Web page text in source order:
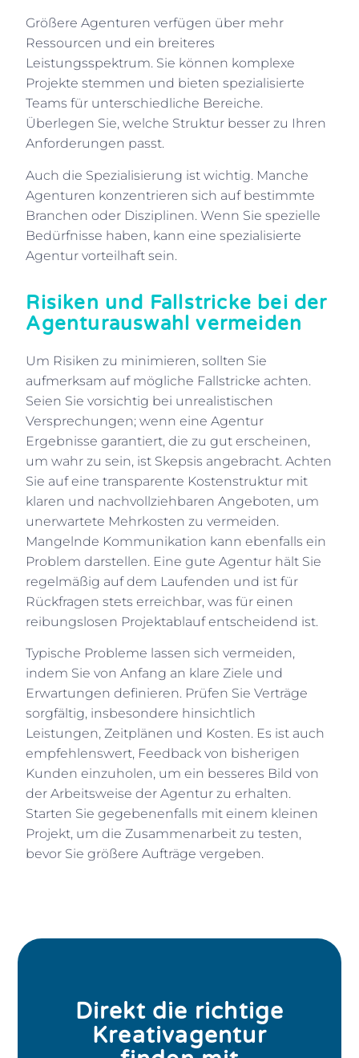
Größere Agenturen verfügen über mehr
Ressourcen und ein breiteres
Leistungsspektrum. Sie können komplexe
Projekte stemmen und bieten spezialisierte
Teams für unterschiedliche Bereiche.
Überlegen Sie, welche Struktur besser zu Ihren
Anforderungen passt.
Auch die Spezialisierung ist wichtig. Manche
Agenturen konzentrieren sich auf bestimmte
Branchen oder Disziplinen. Wenn Sie spezielle
Bedürfnisse haben, kann eine spezialisierte
Agentur vorteilhaft sein.
Risiken und Fallstricke bei der
Agenturauswahl vermeiden
Um Risiken zu minimieren, sollten Sie
aufmerksam auf mögliche Fallstricke achten.
Seien Sie vorsichtig bei unrealistischen
Versprechungen; wenn eine Agentur
Ergebnisse garantiert, die zu gut erscheinen,
um wahr zu sein, ist Skepsis angebracht. Achten
Sie auf eine transparente Kostenstruktur mit
klaren und nachvollziehbaren Angeboten, um
unerwartete Mehrkosten zu vermeiden.
Mangelnde Kommunikation kann ebenfalls ein
Problem darstellen. Eine gute Agentur hält Sie
regelmäßig auf dem Laufenden und ist für
Rückfragen stets erreichbar, was für einen
reibungslosen Projektablauf entscheidend ist.
Typische Probleme lassen sich vermeiden,
indem Sie von Anfang an klare Ziele und
Erwartungen definieren. Prüfen Sie Verträge
sorgfältig, insbesondere hinsichtlich
Leistungen, Zeitplänen und Kosten. Es ist auch
empfehlenswert, Feedback von bisherigen
Kunden einzuholen, um ein besseres Bild von
der Arbeitsweise der Agentur zu erhalten.
Starten Sie gegebenenfalls mit einem kleinen
Projekt, um die Zusammenarbeit zu testen,
bevor Sie größere Aufträge vergeben.
Direkt die richtige
Kreativagentur